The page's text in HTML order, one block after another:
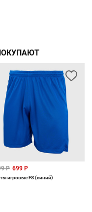
Р 699 Р
игровые FS (синий)